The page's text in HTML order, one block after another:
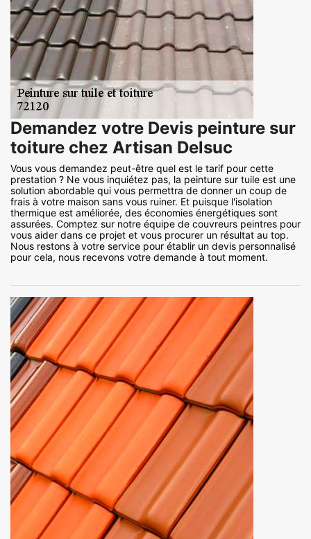
Demandez votre Devis peinture sur
toiture chez Artisan Delsuc
Vous vous demandez peut-être quel est le tarif pour cette
prestation ? Ne vous inquiétez pas, la peinture sur tuile est une
solution abordable qui vous permettra de donner un coup de
frais à votre maison sans vous ruiner. Et puisque l'isolation
thermique est améliorée, des économies énergétiques sont
assurées. Comptez sur notre équipe de couvreurs peintres pour
vous aider dans ce projet et vous procurer un résultat au top.
Nous restons à votre service pour établir un devis personnalisé
pour cela, nous recevons votre demande à tout moment.